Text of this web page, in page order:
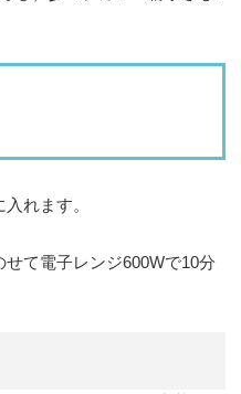
れます。
て電子レンジ600Wで10分